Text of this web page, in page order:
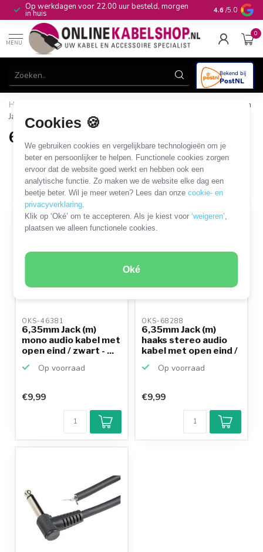
Cookies 🍪
We gebruiken cookies en vergelijkbare technologieën om je
beter en persoonlijker te helpen. Functionele cookies zorgen
ervoor dat de website goed werkt en hebben ook een
analytische functie. Zo maken we de website elke dag een
beetje beter. Wil je meer weten? Lees dan onzecookie- en
privacyverklaring.
Klik op ‘Oké’ om te accepteren. Als je kiest voor‘weigeren’,
plaatsen we alleen functionele cookies.
Oké
Op werkdagen voor 22.00 uur besteld, morgen
in huis 10+jaar
4.6 /5.0
MENU
0
Home
6,35mm
Jack - open eind
6,35mm Jack - open eind
3 PRODUCTEN
Filters SORTEER OP
OKS-46381
6,35mm Jack (m)
mono audio kabel met
open eind / zwart - ...
Op voorraad
€9,99
OKS-68288
6,35mm Jack (m)
haaks stereo audio
kabel met open eind /
Op voorraad
€9,99